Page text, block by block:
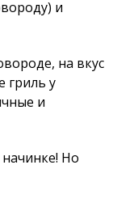
и
на вкус
гриль у
и
Но